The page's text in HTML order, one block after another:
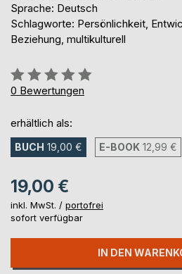
Sprache: Deutsch
Schlagworte: Persönlichkeit,
Beziehung, multikulturell
Bewertung::
0%
0 Bewertungen
erhältlich als:
BUCH 19,00 € E-BOOK 12,99 €
19,00 €
inkl. MwSt. / portofrei
sofort verfügbar
IN DEN